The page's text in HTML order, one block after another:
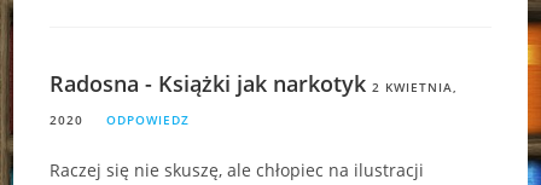
Radosna - Książki jak narkotyk 2 KWIETNIA,
2020
ODPOWIEDZ
Raczej się nie skuszę, ale chłopiec na ilustracji